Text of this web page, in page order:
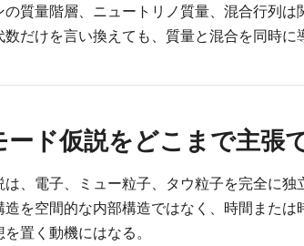
質量階層、ニュートリノ質量、混合行列
だけを言い換えても、質量と混合を同時に
ード仮説をどこまで主張
、電子、ミュー粒子、タウ粒子を完全に
を空間的な内部構造ではなく、時間また
置く動機にはなる。